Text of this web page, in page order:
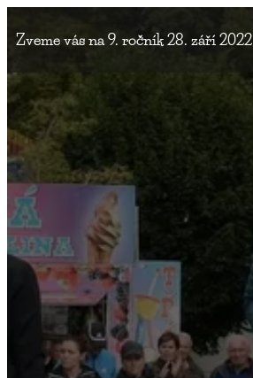
Zveme vás na 9. ročník 28. září 2022